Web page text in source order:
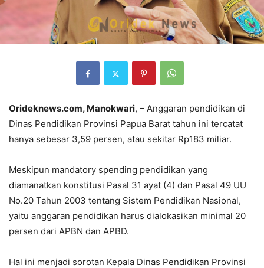
Orideknews.com, Manokwari, – Anggaran pendidikan di
Dinas Pendidikan Provinsi Papua Barat tahun ini tercatat
hanya sebesar 3,59 persen, atau sekitar Rp183 miliar.
Meskipun mandatory spending pendidikan yang
diamanatkan konstitusi Pasal 31 ayat (4) dan Pasal 49 UU
No.20 Tahun 2003 tentang Sistem Pendidikan Nasional,
yaitu anggaran pendidikan harus dialokasikan minimal 20
persen dari APBN dan APBD.
Hal ini menjadi sorotan Kepala Dinas Pendidikan Provinsi